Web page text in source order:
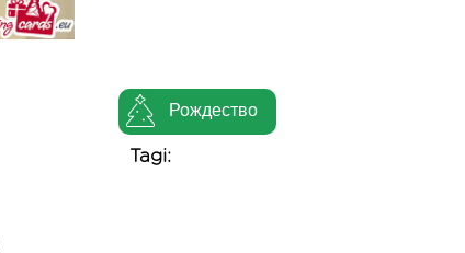
Рождество
Tagi: